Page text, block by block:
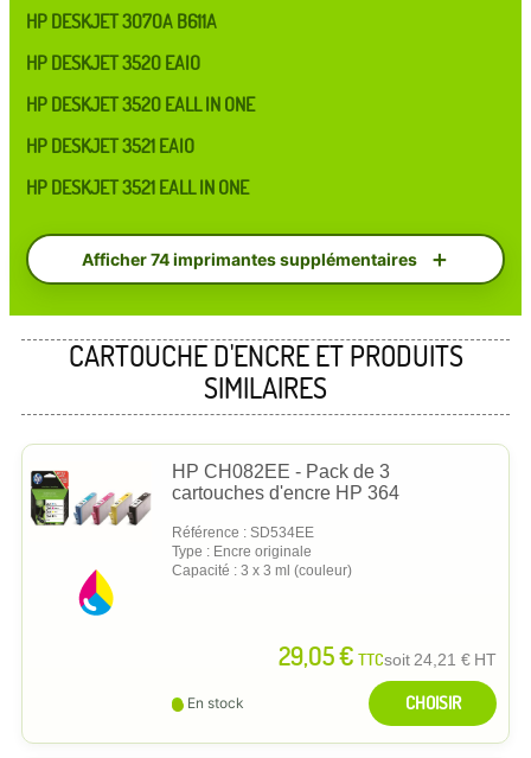
HP DESKJET 3070A B611A
HP DESKJET 3520 EAIO
HP DESKJET 3520 EALL IN ONE
HP DESKJET 3521 EAIO
HP DESKJET 3521 EALL IN ONE
Afficher 74 imprimantes supplémentaires
CARTOUCHE D'ENCRE ET PRODUITS
SIMILAIRES
HP CH082EE - Pack de 3
cartouches d'encre HP 364
Référence : SD534EE
Type : Encre originale
Capacité : 3 x 3 ml (couleur)
29,05 € TTCsoit 24,21 € HT
En stock CHOISIR